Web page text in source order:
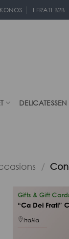
I FRATI B2B
DELICATESSEN
/
Gifts & Gift
“Ca Dei Frati”
Ιταλία